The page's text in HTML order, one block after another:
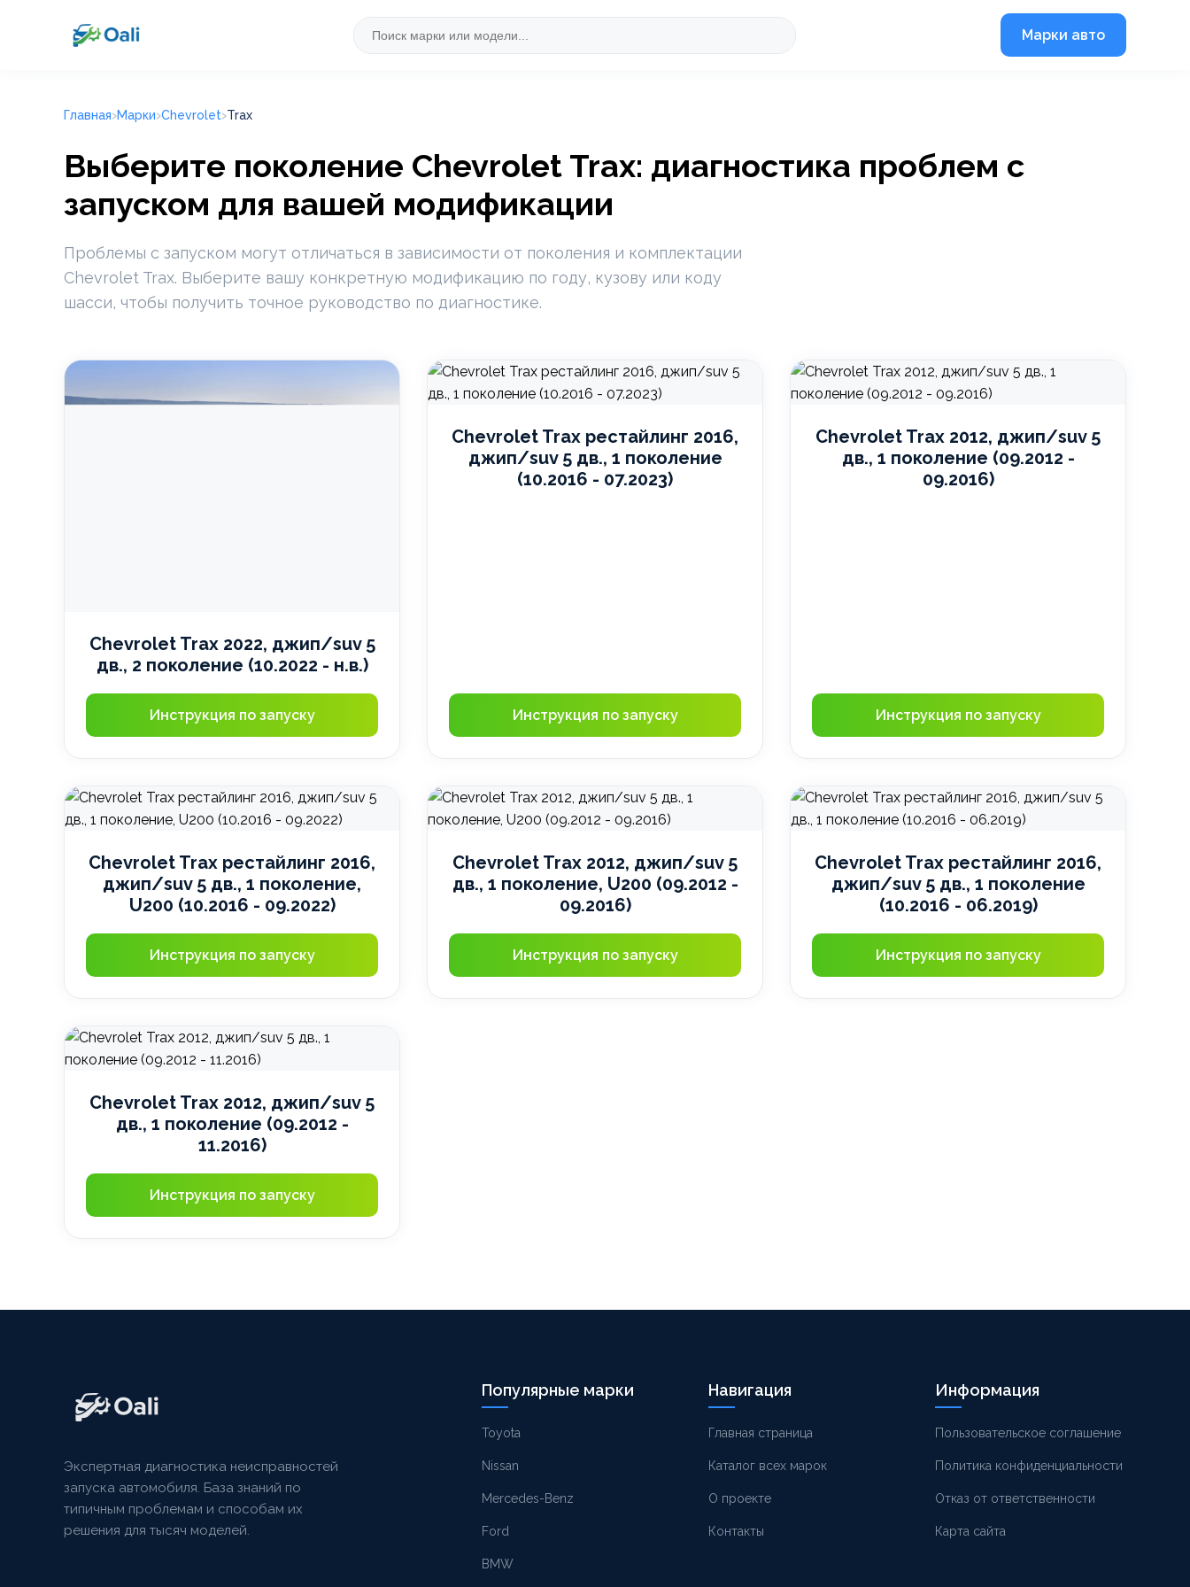
Марки авто
Главная Марки Chevrolet Trax
Выберите поколение Chevrolet Trax: диагностика проблем с
запуском для вашей модификации
Проблемы с запуском могут отличаться в зависимости от поколения и комплектации
Chevrolet Trax. Выберите вашу конкретную модификацию по году, кузову или коду
шасси, чтобы получить точное руководство по диагностике.
Chevrolet Trax 2022, джип/suv 5
дв., 2 поколение (10.2022 - н.в.)
Инструкция по запуску
Chevrolet Trax рестайлинг 2016,
джип/suv 5 дв., 1 поколение
(10.2016 - 07.2023)
Инструкция по запуску
Chevrolet Trax 2012, джип/suv 5
дв., 1 поколение (09.2012 -
09.2016)
Инструкция по запуску
Chevrolet Trax рестайлинг 2016,
джип/suv 5 дв., 1 поколение,
U200 (10.2016 - 09.2022)
Инструкция по запуску
Chevrolet Trax 2012, джип/suv 5
дв., 1 поколение, U200 (09.2012 -
09.2016)
Инструкция по запуску
Chevrolet Trax рестайлинг 2016,
джип/suv 5 дв., 1 поколение
(10.2016 - 06.2019)
Инструкция по запуску
Chevrolet Trax 2012, джип/suv 5
дв., 1 поколение (09.2012 -
11.2016)
Инструкция по запуску
Экспертная диагностика неисправностей
запуска автомобиля. База знаний по
типичным проблемам и способам их
решения для тысяч моделей.
Популярные марки
Toyota
Nissan
Mercedes-Benz
Ford
BMW
Навигация
Главная страница
Каталог всех марок
О проекте
Контакты
Информация
Пользовательское соглашение
Политика конфиденциальности
Отказ от ответственности
Карта сайта